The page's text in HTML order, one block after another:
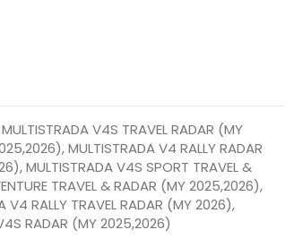
V4S TRAVEL RADAR (MY
MULTISTRADA V4 RALLY RADAR
MULTISTRADA V4S SPORT TRAVEL &
TRAVEL & RADAR (MY 2025,2026),
RALLY TRAVEL RADAR (MY 2026),
RADAR (MY 2025,2026)